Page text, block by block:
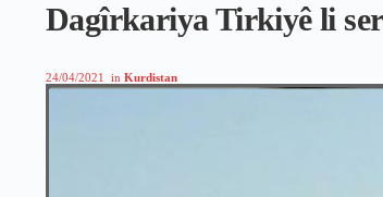
Dagîrkariya Tirkiyê li
24/04/2021 in Kurdistan